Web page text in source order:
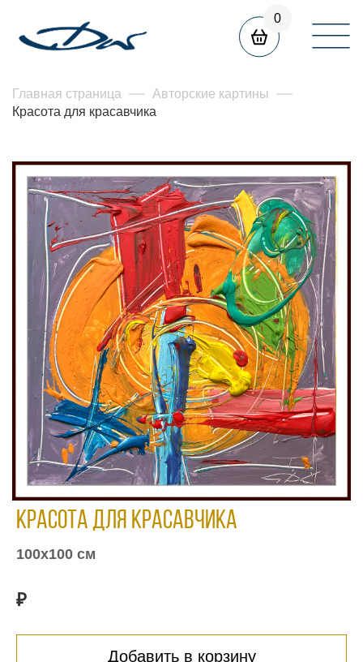
0
Главная страница
Авторские картины
Красота для красавчика
Красота для красавчика
100х100 см
₽
Добавить в корзину